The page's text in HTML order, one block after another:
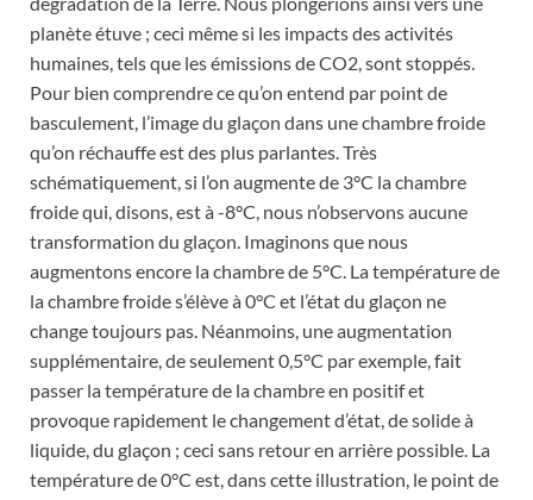
planète étuve ; ceci même si les impacts des activités
humaines, tels que les émissions de CO2, sont stoppés.
Pour bien comprendre ce qu’on entend par point de
basculement, l’image du glaçon dans une chambre froide
qu’on réchauffe est des plus parlantes. Très
schématiquement, si l’on augmente de 3°C la chambre
froide qui, disons, est à -8°C, nous n’observons aucune
transformation du glaçon. Imaginons que nous
augmentons encore la chambre de 5°C. La température de
la chambre froide s’élève à 0°C et l’état du glaçon ne
change toujours pas. Néanmoins, une augmentation
supplémentaire, de seulement 0,5°C par exemple, fait
passer la température de la chambre en positif et
provoque rapidement le changement d’état, de solide à
liquide, du glaçon ; ceci sans retour en arrière possible. La
température de 0°C est, dans cette illustration, le point de